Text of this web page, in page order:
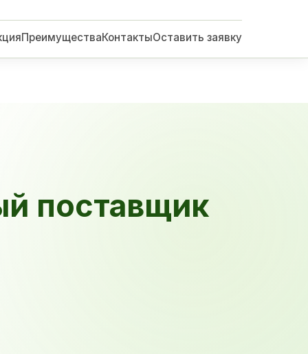
ПреимуществаКонтактыОставить заявку
поставщик